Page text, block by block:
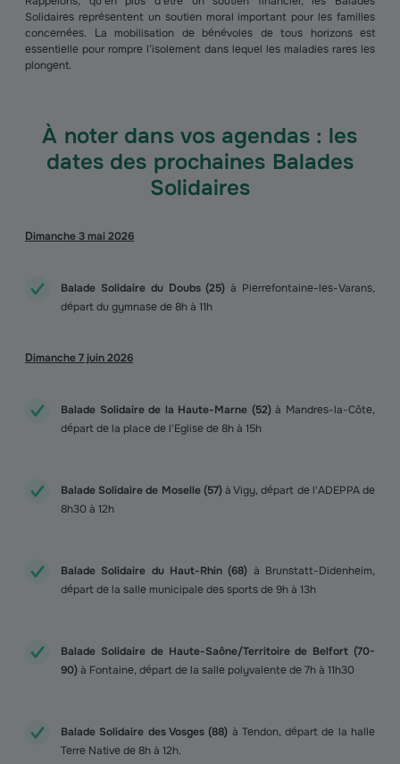
Solidaires représentent un soutien moral important pour les familles
concernées. La mobilisation de bénévoles de tous horizons est
essentielle pour rompre l’isolement dans lequel les maladies rares les
plongent.
À noter dans vos agendas : les
dates des prochaines Balades
Solidaires
Dimanche 3 mai 2026
Balade Solidaire du Doubs (25)à Pierrefontaine-les-Varans,
départ du gymnase de 8h à 11h
Dimanche 7 juin 2026
Balade Solidaire de la Haute-Marne (52)à Mandres-la-Côte,
départ de la place de l'Eglise de 8h à 15h
Balade Solidaire de Moselle (57)à Vigy, départ de l'ADEPPA de
8h30 à 12h
Balade Solidaire du Haut-Rhin (68) à Brunstatt-Didenheim,
départ de la salle municipale des sports de 9h à 13h
Balade Solidaire de Haute-Saône/Territoire de Belfort (70-
90)à Fontaine, départ de la salle polyvalente de 7h à 11h30
Balade Solidaire des Vosges (88) à Tendon, départ de la halle
Terre Native de 8h à 12h.